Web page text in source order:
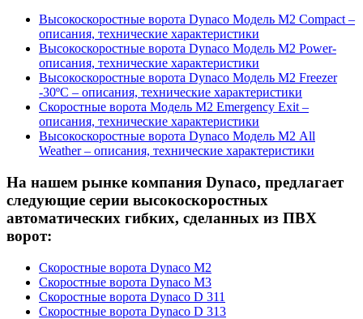
Высокоскоростные ворота Dynaco Модель М2 Compact –
описания, технические характеристики
Высокоскоростные ворота Dynaco Модель М2 Power-
описания, технические характеристики
Высокоскоростные ворота Dynaco Модель М2 Freezer
-30ºC – описания, технические характеристики
Скоростные ворота Модель М2 Emergency Exit –
описания, технические характеристики
Высокоскоростные ворота Dynaco Модель М2 All
Weather – описания, технические характеристики
На нашем рынке компания Dynaco, предлагает
следующие серии высокоскоростных
автоматических гибких, сделанных из ПВХ
ворот:
Скоростные ворота Dynaco М2
Скоростные ворота Dynaco М3
Скоростные ворота Dynaco D 311
Скоростные ворота Dynaco D 313